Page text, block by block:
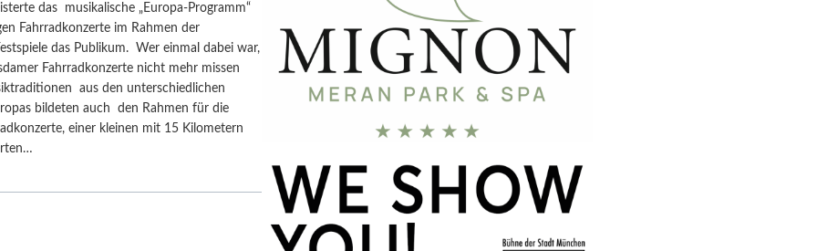
das musikalische „Europa-Programm“
Fahrradkonzerte im Rahmen der
das Publikum. Wer einmal dabei war,
Fahrradkonzerte nicht mehr missen
aus den unterschiedlichen
bildeten auch den Rahmen für die
einer kleinen mit 15 Kilometern